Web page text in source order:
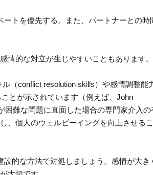
トを優先する。また、パートナーとの時
情的な対立が生じやすいこともあります
（conflict resolution skills）や感情調整能
とが示されています（例えば、John
困難な問題に直面した場合の専門家介入の
、個人のウェルビーイングを向上させる
的な方法で対処しましょう。感情が大き